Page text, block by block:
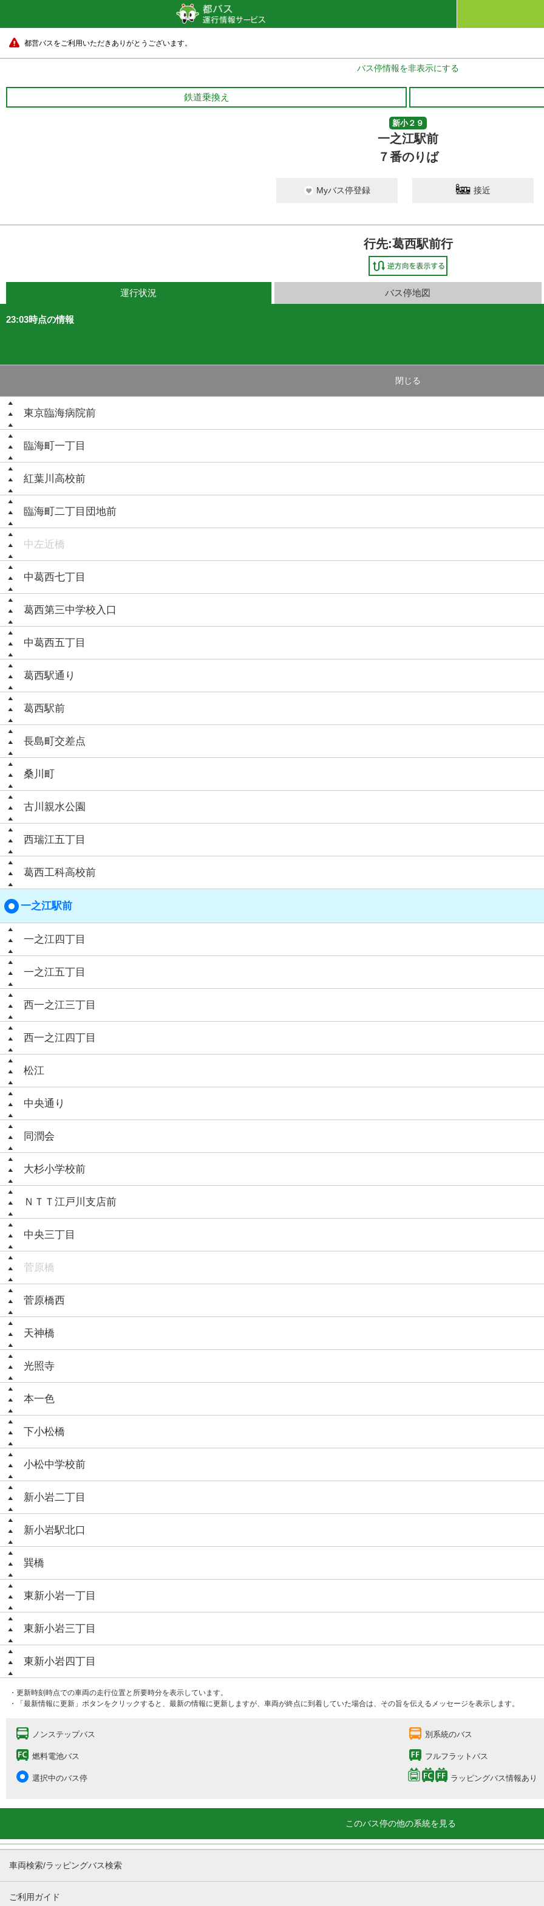
都営バスをご利用いただきありがとうございます。
バス停情報を非表示にする
鉄道乗換え
新小２９
一之江駅前
７番のりば
Myバス停登録 接近
行先:葛西駅前行
運行状況 バス停地図
23:03時点の情報
閉じる
東京臨海病院前
臨海町一丁目
紅葉川高校前
臨海町二丁目団地前
中左近橋
中葛西七丁目
葛西第三中学校入口
中葛西五丁目
葛西駅通り
葛西駅前
長島町交差点
桑川町
古川親水公園
西瑞江五丁目
葛西工科高校前
一之江駅前
一之江四丁目
一之江五丁目
西一之江三丁目
西一之江四丁目
松江
中央通り
同潤会
大杉小学校前
ＮＴＴ江戸川支店前
中央三丁目
菅原橋
菅原橋西
天神橋
光照寺
本一色
下小松橋
小松中学校前
新小岩二丁目
新小岩駅北口
巽橋
東新小岩一丁目
東新小岩三丁目
東新小岩四丁目
・更新時刻時点での車両の走行位置と所要時分を表示しています。
・「最新情報に更新」ボタンをクリックすると、最新の情報に更新しますが、車両が終点に到着していた場合は、その旨を伝えるメッセージを表示します。
ノンステップバス 別系統のバス
燃料電池バス フルフラットバス
選択中のバス停 ラッピングバス情報あり
このバス停の他の系統を見る
車両検索/ラッピングバス検索
ご利用ガイド